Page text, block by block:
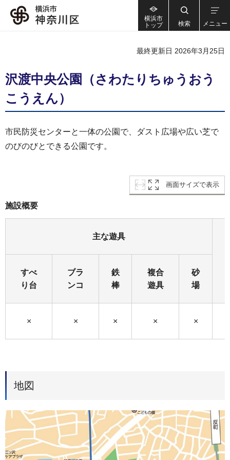
横浜市
トップ
検索 メニュー
最終更新日 2026年3月25日
沢渡中央公園（さわたりちゅうおう
こうえん）
市民防災センターと一体の公園で、ダスト広場や広い芝で
のびのびとできる公園です。
画面サイズで表示
施設概要
主な遊具
すべ
り台
ブラ
ンコ
鉄
棒
複合
遊具
砂
場
× × × × ×
地図